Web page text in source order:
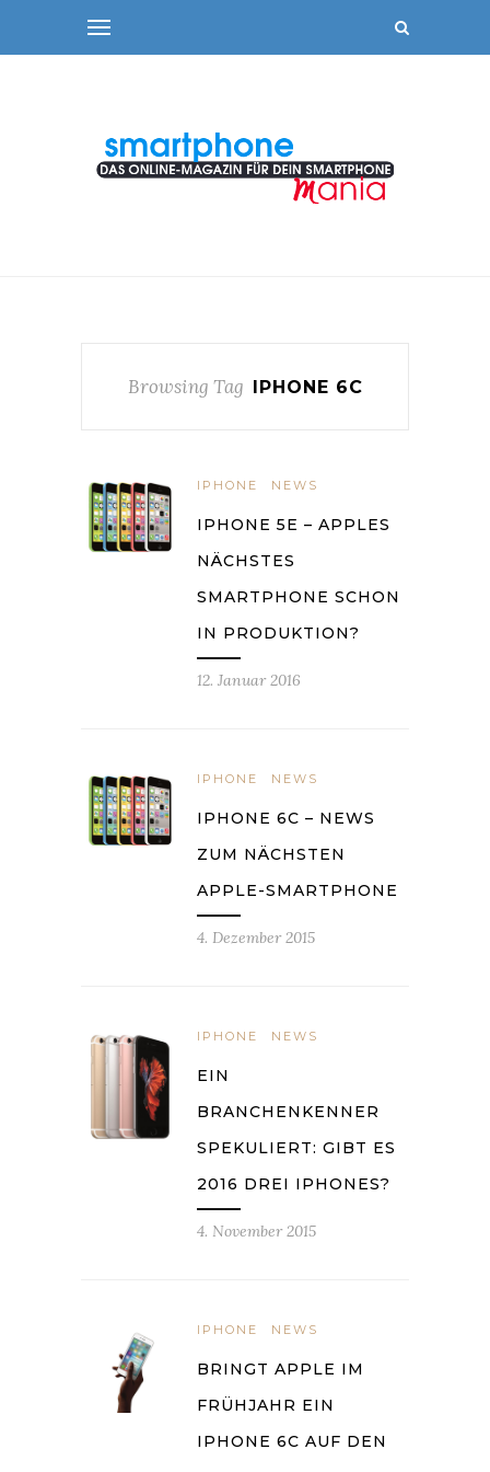
Browsing Tag IPHONE 6C
IPHONE NEWS
IPHONE 5E – APPLES
NÄCHSTES
SMARTPHONE SCHON
IN PRODUKTION?
12. Januar 2016
IPHONE NEWS
IPHONE 6C – NEWS
ZUM NÄCHSTEN
APPLE-SMARTPHONE
4. Dezember 2015
IPHONE NEWS
EIN
BRANCHENKENNER
SPEKULIERT: GIBT ES
2016 DREI IPHONES?
4. November 2015
IPHONE NEWS
BRINGT APPLE IM
FRÜHJAHR EIN
IPHONE 6C AUF DEN